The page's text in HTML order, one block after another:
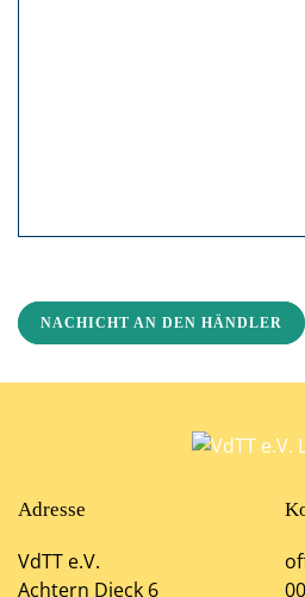
NACHICHT AN DEN HÄNDLER
Adresse
VdTT e.V.
Achtern Dieck 6